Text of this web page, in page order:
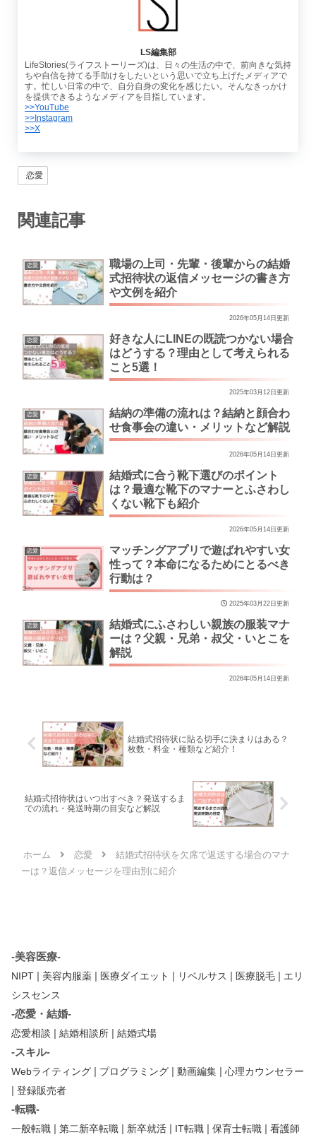
LS編集部
LifeStories(ライフストーリーズ)は、日々の生活の中で、前向きな気持
ちや自信を持てる手助けをしたいという思いで立ち上げたメディアで
す。忙しい日常の中で、自分自身の変化を感じたい。そんなきっかけ
を提供できるようなメディアを目指しています。
>>YouTube
>>Instagram
>>X
恋愛
関連記事
恋愛
職場の上司・先輩・後輩からの結婚
式招待状の返信メッセージの書き方
や文例を紹介
2026年05月14日更新
恋愛
好きな人にLINEの既読つかない場合
はどうする？理由として考えられる
こと5選！
2025年03月12日更新
恋愛
結納の準備の流れは？結納と顔合わ
せ食事会の違い・メリットなど解説
2026年05月14日更新
恋愛
結婚式に合う靴下選びのポイント
は？最適な靴下のマナーとふさわし
くない靴下も紹介
2026年05月14日更新
恋愛
マッチングアプリで遊ばれやすい女
性って？本命になるためにとるべき
行動は？
2025年03月22日更新
恋愛
結婚式にふさわしい親族の服装マナ
ーは？父親・兄弟・叔父・いとこを
解説
2026年05月14日更新
結婚式招待状に貼る切手に決まりはある？
枚数・料金・種類など紹介！
結婚式招待状はいつ出すべき？発送するま
での流れ・発送時期の目安など解説
ホーム 恋愛
結婚式招待状を欠席で返送する場合のマナ
ーは？返信メッセージを理由別に紹介
-美容医療-
NIPT | 美容内服薬 | 医療ダイエット | リベルサス | 医療脱毛 | エリ
シスセンス
-恋愛・結婚-
恋愛相談 | 結婚相談所 | 結婚式場
-スキル-
Webライティング | プログラミング | 動画編集 | 心理カウンセラー
| 登録販売者
-転職-
一般転職 | 第二新卒転職 | 新卒就活 | IT転職 | 保育士転職 | 看護師